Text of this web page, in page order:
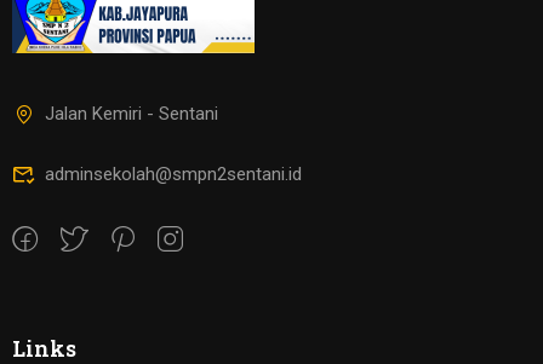
Jalan Kemiri - Sentani
adminsekolah@smpn2sentani.id
Links